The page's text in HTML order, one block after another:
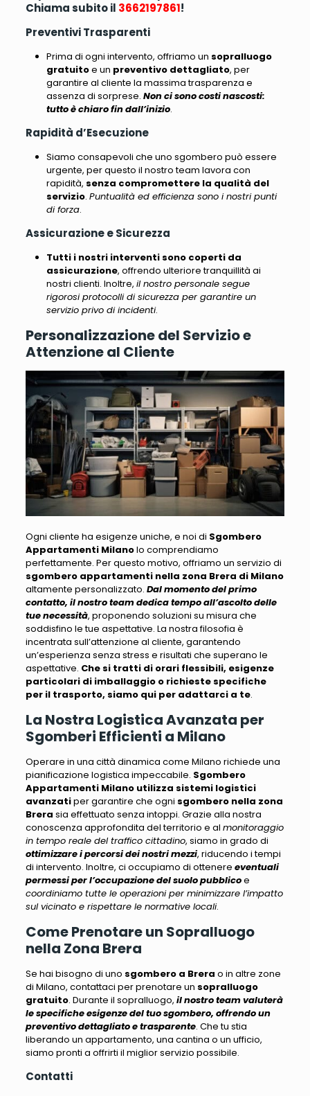
Chiama subito il 3662197861!
Preventivi Trasparenti
Prima di ogni intervento, offriamo un sopralluogo
gratuitoe un preventivo dettagliato, per
garantire al cliente la massima trasparenza e
assenza di sorprese. Non ci sono costi nascosti:
tutto è chiaro fin dall’inizio.
Rapidità d’Esecuzione
Siamo consapevoli che uno sgombero può essere
urgente, per questo il nostro team lavora con
rapidità, senza compromettere la qualità del
servizio. Puntualità ed efficienza sono i nostri punti
di forza.
Assicurazione e Sicurezza
Tutti i nostri interventi sono coperti da
assicurazione, offrendo ulteriore tranquillità ai
nostri clienti. Inoltre, il nostro personale segue
rigorosi protocolli di sicurezza per garantire un
servizio privo di incidenti.
Personalizzazione del Servizio e
Attenzione al Cliente
Ogni cliente ha esigenze uniche, e noi di Sgombero
Appartamenti Milanolo comprendiamo
perfettamente. Per questo motivo, offriamo un servizio di
sgombero appartamenti nella zona Brera di Milano
altamente personalizzato. Dal momento del primo
contatto, il nostro team dedica tempo all’ascolto delle
tue necessità, proponendo soluzioni su misura che
soddisfino le tue aspettative. La nostra filosofia è
incentrata sull’attenzione al cliente, garantendo
un’esperienza senza stress e risultati che superano le
aspettative. Che si tratti di orari flessibili, esigenze
particolari di imballaggio o richieste specifiche
per il trasporto, siamo qui per adattarci a te.
La Nostra Logistica Avanzata per
Sgomberi Efficienti a Milano
Operare in una città dinamica come Milano richiede una
pianificazione logistica impeccabile. Sgombero
Appartamenti Milano utilizza sistemi logistici
avanzatiper garantire che ogni sgombero nella zona
Brera sia effettuato senza intoppi. Grazie alla nostra
conoscenza approfondita del territorio e al monitoraggio
in tempo reale del traffico cittadino, siamo in grado di
ottimizzare i percorsi dei nostri mezzi, riducendo i tempi
di intervento. Inoltre, ci occupiamo di ottenere eventuali
permessi per l’occupazione del suolo pubblicoe
coordiniamo tutte le operazioni per minimizzare l’impatto
sul vicinato e rispettare le normative locali.
Come Prenotare un Sopralluogo
nella Zona Brera
Se hai bisogno di uno sgombero a Brera o in altre zone
di Milano, contattaci per prenotare un sopralluogo
gratuito. Durante il sopralluogo, il nostro team valuterà
le specifiche esigenze del tuo sgombero, offrendo un
preventivo dettagliato e trasparente. Che tu stia
liberando un appartamento, una cantina o un ufficio,
siamo pronti a offrirti il miglior servizio possibile.
Contatti